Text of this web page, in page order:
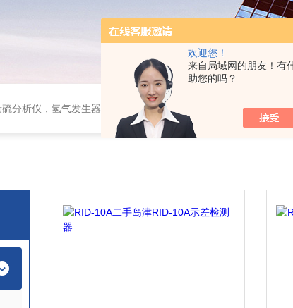
欢迎您！
来自局域网的朋友！有
助您的吗？
发生器，色谱耗件（N2000色谱工作站，色谱柱、阀件、进样器、色谱担体），顶空进样器，热解析仪，紫外分光光度计，原子吸收分光光度计，傅立叶红